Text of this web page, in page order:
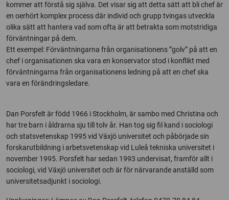
kommer att förstå sig själva. Det visar sig att detta sätt att bli chef är
en oerhört komplex process där individ och grupp tvingas utveckla
olika sätt att hantera vad som ofta är att betrakta som motstridiga
förväntningar på dem.
Ett exempel: Förväntningarna från organisationens ”golv” på att en
chef i organisationen ska vara en konservator stod i konflikt med
förväntningarna från organisationens ledning på att en chef ska
vara en förändringsledare.
Dan Porsfelt är född 1966 i Stockholm, är sambo med Christina och
har tre barn i åldrarna sju till tolv år. Han tog sig fil kand i sociologi
och statsvetenskap 1995 vid Växjö universitet och påbörjade sin
forskarutbildning i arbetsvetenskap vid Luleå tekniska universitet i
november 1995. Porsfelt har sedan 1993 undervisat, framför allt i
sociologi, vid Växjö universitet och är för närvarande anställd som
universitetsadjunkt i sociologi.